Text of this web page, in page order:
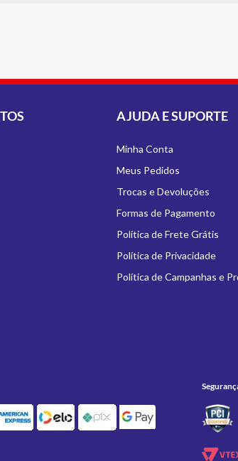
AJUDA E SUPORTE
Minha Conta
Meus Pedidos
Trocas e Devoluções
Formas de Pagamento
Política de Frete Grátis
Política de Privacidade
Política de Campanhas e